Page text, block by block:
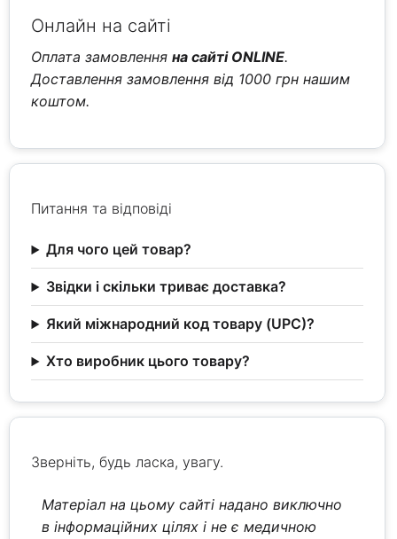
Онлайн на сайті
Оплата замовленняна сайті ONLINE.
Доставлення замовлення від 1000 грн нашим
коштом.
Питання та відповіді
Для чого цей товар?
Звідки і скільки триває доставка?
Який міжнародний код товару (UPC)?
Хто виробник цього товару?
Зверніть, будь ласка, увагу.
Матеріал на цьому сайті надано виключно
в інформаційних цілях і не є медичною